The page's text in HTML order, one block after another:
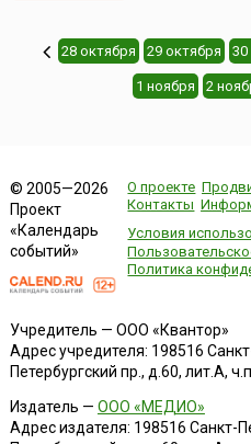
28 октября 29 октября 30
1 ноября 2
© 2005—2026
Проект
«Календарь
событий»
О проекте
Контакты
Условия
Политика
Учредитель — ООО «Квантор»
Адрес учредителя: 198516
Петербургский пр., д.60, лит.А,
Издатель — ООО «МЕДИО»
Адрес издателя: 198516 Санкт-